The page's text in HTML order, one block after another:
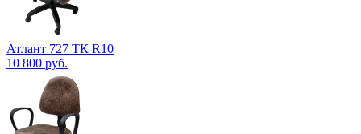
Атлант 727 ТК R10
10 800 руб.